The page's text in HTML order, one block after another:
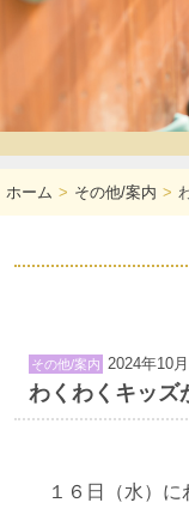
ホーム その他/案内
その他/案内 2024年10
わくわくキッズ
１６日（水）に